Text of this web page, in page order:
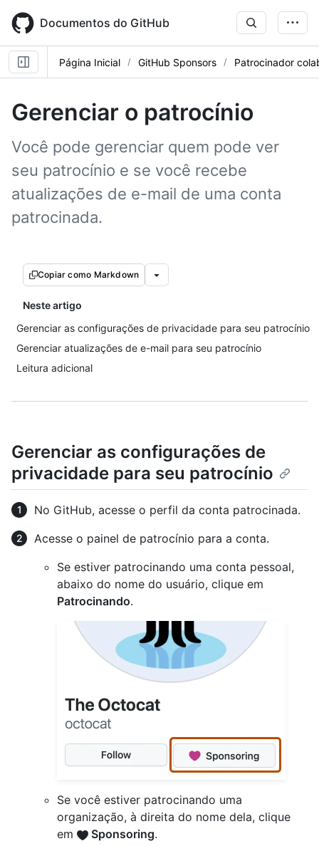
main
content
Documentos do GitHub
Página Inicial GitHub Sponsors Patrocinador
Gerenciar o patrocínio
Você pode gerenciar quem pode ver
seu patrocínio e se você recebe
atualizações de e-mail de uma conta
patrocinada.
Copiar como Markdown
Neste artigo
Gerenciar as configurações de privacidade para seu patrocínio
Gerenciar atualizações de e-mail para seu patrocínio
Leitura adicional
Gerenciar as configurações de
privacidade para seu patrocínio
No GitHub, acesse o perfil da conta patrocinada.
Acesse o painel de patrocínio para a conta.
Se estiver patrocinando uma conta pessoal,
abaixo do nome do usuário, clique em
Patrocinando.
Se você estiver patrocinando uma
organização, à direita do nome dela, clique
em
Sponsoring.